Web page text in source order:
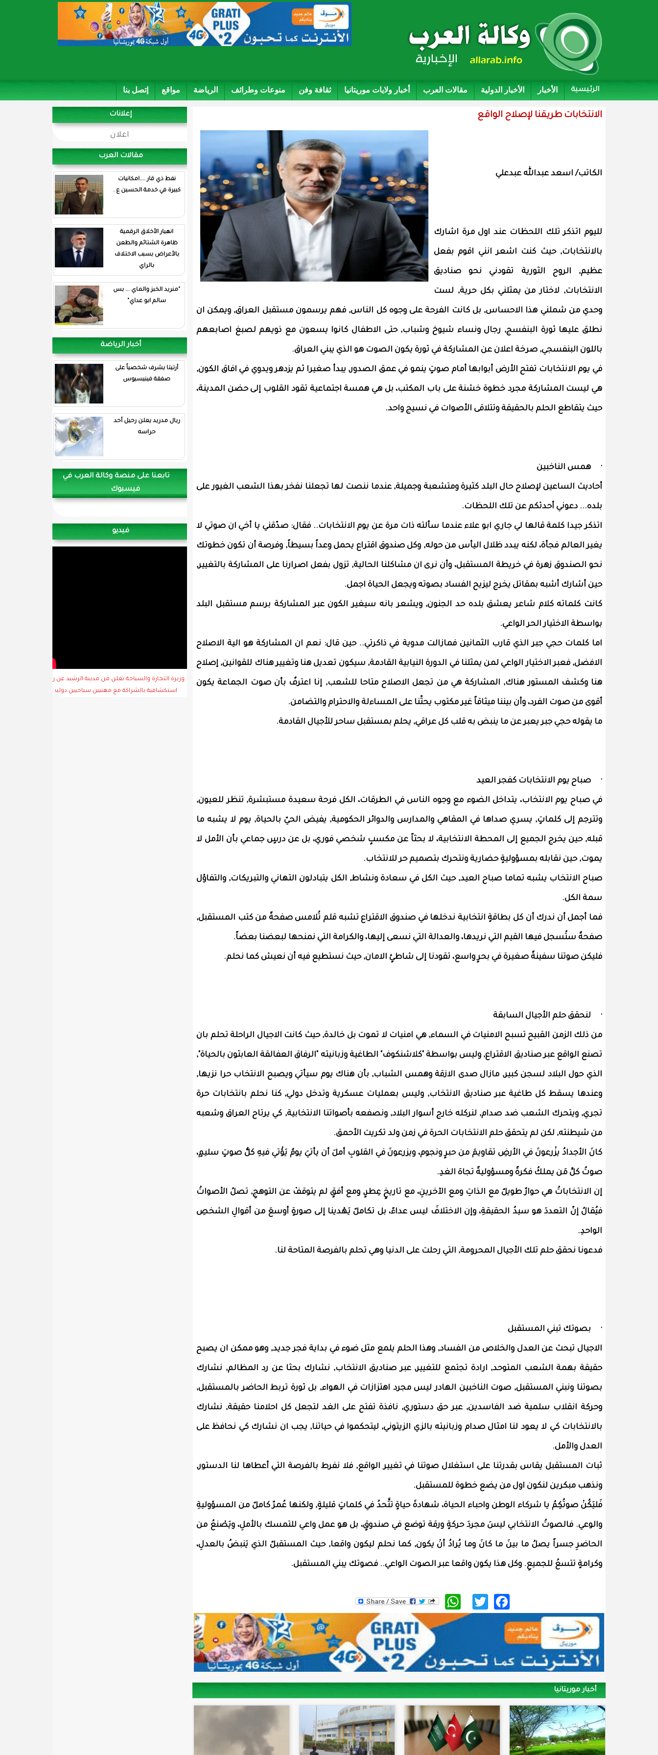
الرئيسية الأخبار الأخبار الدولية مقالات العرب أخبار ولايات موريتانيا ثقافة وفن منوعات وطرائف الرياضة مواقع إتصل بنا
الانتخابات طريقنا لإصلاح الواقع
الكاتب/ اسعد عبدالله عبدعلي
لليوم اتذكر تلك اللحظات عند اول مرة اشارك
بالانتخابات, حيث كنت اشعر انني اقوم بفعل
عظيم, الروح الثورية تقودني نحو صناديق
الانتخابات, لاختار من يمثلني بكل حرية, لست
وحدي من شملني هذا الاحساس, بل كانت الفرحة على وجوه كل الناس, فهم يرسمون مستقبل العراق, ويمكن ان
نطلق عليها ثورة البنفسج, رجال ونساء شيوخ وشباب, حتى الاطفال كانوا يسعون مع ذويهم لصبغ اصابعهم
باللون البنفسجي, صرخة اعلان عن المشاركة في ثورة يكون الصوت هو الذي يبني العراق.
في يوم الانتخابات تفتح الأرض أبوابها أمام صوتٍ ينمو في عمق الصدور, يبدأ صغيرا ثم يزدهر ويدوي في افاق الكون,
هي ليست المشاركة مجرد خطوة خشنة على باب المكتب، بل هي همسة اجتماعية تقود القلوب إلى حضن المدينة،
حيث يتقاطع الحلم بالحقيقة وتتلاقى الأصوات في نسيج واحد.
· همس الناخبين
أحاديث الساعين لإصلاح حال البلد كثيرة ومتشعبة وجميلة, عندما ننصت لها تجعلنا نفخر بهذا الشعب الغيور على
بلده... دعوني أحدثكم عن تلك اللحظات.
اتذكر جيدا كلمة قالها لي جاري ابو علاء عندما سألته ذات مرة عن يوم الانتخابات.. فقال: صدّقني يا أخي ان صوتي لا
يغير العالم فجأة، لكنه يبدد ظلال اليأس من حوله, وكل صندوق اقتراع يحمل وعداً بسيطاً, وفرصة أن تكون خطوتك
نحو الصندوق زهرة في خريطة المستقبل، وأن نرى ان مشاكلنا الحالية, تزول بفعل اصرارنا على المشاركة بالتغيير,
حين أشارك أشبه بمقاتل يخرج ليزيح الفساد بصوته ويجعل الحياة اجمل.
كانت كلماته كلام شاعر يعشق بلده حد الجنون, ويشعر بانه سيغير الكون عبر المشاركة برسم مستقبل البلد
بواسطة الاختيار الحر الواعي.
اما كلمات حجي جبر الذي قارب الثمانين فمازالت مدوية في ذاكرتي.. حين قال: نعم ان المشاركة هو الية الاصلاح
الافضل, فعبر الاختيار الواعي لمن يمثلنا في الدورة النيابية القادمة, سيكون تعديل هنا وتغيير هناك للقوانين, إصلاح
هنا وكشف المستور هناك, المشاركة هي من تجعل الاصلاح متاحا للشعب, إنا اعترفٌ بأن صوت الجماعة يكون
أقوى من صوت الفرد، وأن بيننا ميثاقاً غير مكتوب يحثّنا على المساءلة والاحترام والتضامن.
ما يقوله حجي جبر يعبر عن ما ينبض به قلب كل عراقي, يحلم بمستقبل ساحر للأجيال القادمة.
· صباح يوم الانتخابات كفجر العيد
في صباح يوم الانتخاب، يتداخل الضوء مع وجوه الناس في الطرقات، الكل فرحة سعيدة مستبشرة, تنظر للعيون,
وتترجم إلى كلماتٍ, يسري صداها في المقاهي والمدارس والدوائر الحكومية, يفيض الحيّ بالحياة, يوم لا يشبه ما
قبله, حين يخرج الجميع إلى المحطة الانتخابية، لا بحثاً عن مكسبٍ شخصي فوري، بل عن درسٍ جماعي بأن الأمل لا
يموت, حين نقابله بمسؤوليةٍ حضارية ونتحرك بتصميم حر للانتخاب.
صباح الانتخاب يشبه تماما صباح العيد, حيث الكل في سعادة ونشاط, الكل يتبادلون التهاني والتبريكات, والتفاؤل
سمة الكل.
فما أجمل أن ندرك أن كل بطاقةٍ انتخابية ندخلها في صندوق الاقتراع تشبه قلم تُلامس صفحةً من كتب المستقبل,
صفحةٌ ستُسجل فيها القيم التي نريدها، والعدالة التي نسعى إليها، والكرامة التي نمنحها لبعضنا بعضاً.
فليكن صوتنا سفينةً صغيرة في بحرٍ واسع، تقودنا إلى شاطئٍ الامان, حيث نستطيع فيه أن نعيش كما نحلم.
· لنحقق حلم الأجيال السابقة
من ذلك الزمن القبيح تسبح الامنيات في السماء, هي امنيات لا تموت بل خالدة, حيث كانت الاجيال الراحلة تحلم بان
تصنع الواقع عبر صناديق الاقتراع, وليس بواسطة "كلاشنكوف" الطاغية وزبانيته "الرفاق العفالقة العابثون بالحياة",
الذي حول البلاد لسجن كبير, مازال صدى الازقة وهمس الشباب, بأن هناك يوم سيأتي ويصبح الانتخاب حرا نزيها,
وعندها يسقط كل طاغية عبر صناديق الانتخاب, وليس بعمليات عسكرية وتدخل دولي, كنا نحلم بانتخابات حرة
تجري, ويتحرك الشعب ضد صدام, لنركله خارج أسوار البلاد, ونصفعه بأصواتنا الانتخابية, كي يرتاح العراق وشعبه
من شيطنته, لكن لم يتحقق حلم الانتخابات الحرة في زمن ولد تكريت الأحمق.
كانَ الأجدادُ يزْرعونَ في الأرضِ تقاويمَ من حبرٍ ونجوم، ويزرعونَ في القلوبِ أملَ أن يأتيَ يومٌ يَؤْتي فيهِ كلُّ صوتٍ سليمٍ،
صوتُ كلِّ مَن يملكُ فكرةً ومسؤوليةً تجاهَ الغدِ.
إن الانتخاباتُ هي حوارٌ طويلٌ مع الذاتِ ومع الآخرينِ، مع تاريخٍ عِطرٍ, ومع أفقٍ لم يتوقفْ عن التوهجِ, تصلُ الأصواتُ
فيُقالُ إنّ التعددَ هو سيدُ الحقيقةِ، وإن الاختلافَ ليس عداءً، بل تكاملٌ يَهْدينا إلى صورةٍ أوسعَ من أقوالِ الشخصِ
الواحدِ.
فدعونا نحقق حلم تلك الأجيال المحرومة, التي رحلت على الدنيا وهي تحلم بالفرصة المتاحة لنا.
· بصوتك تبني المستقبل
الاجيال تبحث عن العدل والخلاص من الفساد, وهذا الحلم يلمع مثل ضوء في بداية فجر جديد, وهو ممكن ان يصبح
حقيقة بهمة الشعب المتوحد, ارادة تجتمع للتغيير, عبر صناديق الانتخاب, نشارك بحثا عن رد المظالم, نشارك
بصوتنا ونبني المستقبل, صوت الناخبين الهادر ليس مجرد اهتزازات في الهواء, بل ثورة تربط الحاضر بالمستقبل,
وحركة انقلاب سلمية ضد الفاسدين, عبر حق دستوري, نافذة تفتح على الغد لتجعل كل احلامنا حقيقة, نشارك
بالانتخابات كي لا يعود لنا امثال صدام وزبانيته بالزي الزيتوني, ليتحكموا في حياتنا, يجب ان نشارك كي نحافظ على
العدل والأمل.
ثبات المستقبل يقاس بقدرتنا على استغلال صوتنا في تغيير الواقع, فلا نفرط بالفرصة التي أعطاها لنا الدستور,
ونذهب مبكرين لنكون اول من يضع خطوة للمستقبل.
فَليَكُنْ صوتُكِمُ يا شركاء الوطن واحباء الحياة، شهادةَ حياةٍ تتَّحدُ في كلماتٍ قليلةٍ, ولكنها عُمرٌ كاملٌ من المسؤوليةِ
والوعي. فالصوتُ الانتخابي ليسَ مجردَ حركةٍ ورقة توضع في صندوقٍ، بل هو عمل واعي للتمسك بالأملِ، ويَصْنعُ من
الحاضرِ جسراً يصلُ ما بينَ ما كانَ وما يُرادُ أنْ يكون, كما نحلم ليكون واقعا, حيث المستقبلٌ الذي يَنبضُ بالعدلِ،
وكرامةٍ تتسعُ للجميعِ. وكل هذا يكون واقعا عبر الصوت الواعي.. فصوتك يبني المستقبل.
Facebook
Twitter
WhatsApp
إعلانات
اعلان
مقالات العرب
نفط ذي قار ....امكانيات
كبيرة في خدمة الحسين ع .
انهيار الأخلاق الرقمية
ظاهرة الشتائم والطعن
بالأعراض بسبب الاختلاف
بالراي
"منريد الخبز والماي ... بس
سالم ابو عداي"
أخبار الرياضة
أرتيتا يشرف شخصياً على
صفقة فينيسيوس
ريال مدريد يعلن رحيل أحد
حراسه
تابعنا على منصة وكالة العرب في
فيسبوك
فيديو
وزيرة التجارة والسياحة تعلن من مدينة الرشيد عن رحلة
استكشافية بالشراكة مع مهنيين سياحيين دوليين
أخبار موريتانيا